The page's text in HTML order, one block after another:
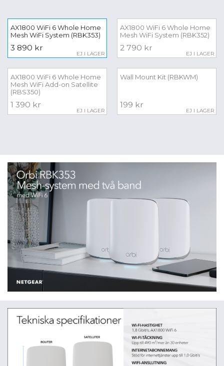
du in ditt WiFi, anpassar inställningar och
kontrollerar ditt WiFi när som helst och var
som helst.
Ett WiFI-nätverk - Upplev hur bekvämt det
är med ett enda WiFi-namn för sömlös rum-
till-rum-roaming i hela ditt hem.
VISA MINDRE
AX1800 WiFi 6 Whole Home
Mesh WiFi System (RBK353)
3 890 kr
EJ I LAGER
AX1800 WiFi 6 Whole Home
Mesh WiFi System (RBK352)
2 790 kr
EJ I LAGER
AX1800 WiFi 6 Whole Home
Mesh WiFi Add-on Satellite
(RBS350)
1 390 kr
EJ I LAGER
Wall Mount Kit (RBKWM)
199 kr
EJ I LAGER